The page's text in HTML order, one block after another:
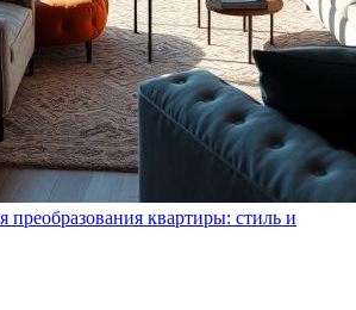
преобразования квартиры: стиль и